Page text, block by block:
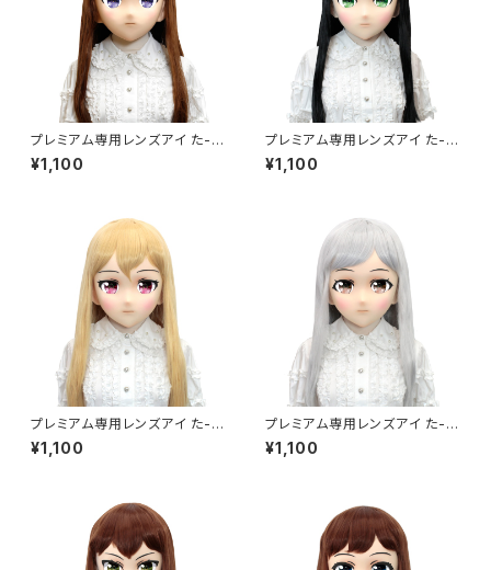
プレミアム専用レンズアイ た-パ
ープル Premium Lens Eye T
A-Purple
¥1,100
プレミアム専用レンズアイ た-グ
リーン Premium Lens Eye T
A-Green
¥1,100
プレミアム専用レンズアイ た-レ
ッド Premium Lens Eye TA-
Red
¥1,100
プレミアム専用レンズアイ た-ブ
ラウン Premium Lens Eye T
A-Brown
¥1,100